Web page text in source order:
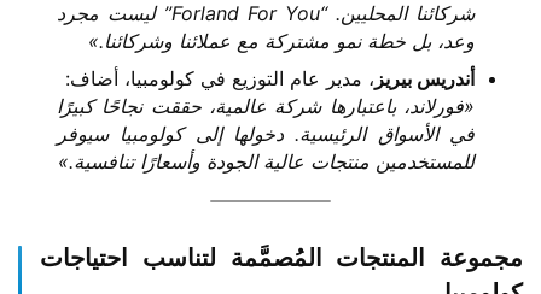
شركائنا المحليين. “Forland For You” ليست مجرد
وعد، بل خطة نمو مشتركة مع عملائنا وشركائنا.»
أندريس بيريز ، مدير عام التوزيع في كولومبيا، أضاف:
«فورلاند، باعتبارها شركة عالمية، حققت نجاحًا كبيرًا
في الأسواق الرئيسية. دخولها إلى كولومبيا سيوفر
للمستخدمين منتجات عالية الجودة وأسعارًا تنافسية.»
مجموعة المنتجات المُصمَّمة لتناسب احتياجات